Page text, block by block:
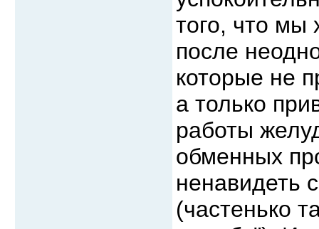
того, что мы
после
которые не
а только
работы
обменных
ненавидеть
(частенько